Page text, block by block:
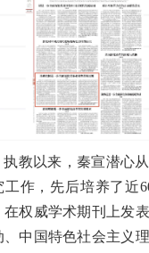
执教以来，秦宣潜心
工作，先后培养了近
在权威学术期刊上发
、中国特色社会主义